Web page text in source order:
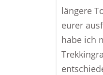
längere
eurer
habe ich